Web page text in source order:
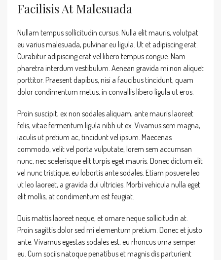
Facilisis At Malesuada
Nullam tempus sollicitudin cursus. Nulla elit mauris, volutpat
eu varius malesuada, pulvinar eu ligula. Ut et adipiscing erat.
Curabitur adipiscing erat vel libero tempus congue. Nam
pharetra interdum vestibulum. Aenean gravida mi non aliquet
porttitor. Praesent dapibus, nisi a faucibus tincidunt, quam
dolor condimentum metus, in convallis libero ligula ut eros.
Proin suscipit, ex non sodales aliquam, ante mauris laoreet
felis, vitae fermentum ligula nibh ut ex. Vivamus sem magna,
iaculis ut pretium ac, tincidunt vel ipsum. Maecenas
commodo, velit vel porta vulputate, lorem sem accumsan
nunc, nec scelerisque elit turpis eget mauris. Donec dictum elit
vel nunc tristique, eu lobortis ante sodales. Etiam posuere leo
ut leo laoreet, a gravida dui ultricies. Morbi vehicula nulla eget
elit mollis, at condimentum est feugiat.
Duis mattis laoreet neque, et ornare neque sollicitudin at.
Proin sagittis dolor sed mi elementum pretium. Donec et justo
ante. Vivamus egestas sodales est, eu rhoncus urna semper
eu. Cum sociis natoque penatibus et magnis dis parturient